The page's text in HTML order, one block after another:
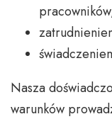
Nasza
warunków